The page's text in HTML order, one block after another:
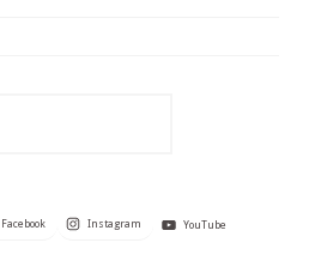
Facebook Instagram YouTube